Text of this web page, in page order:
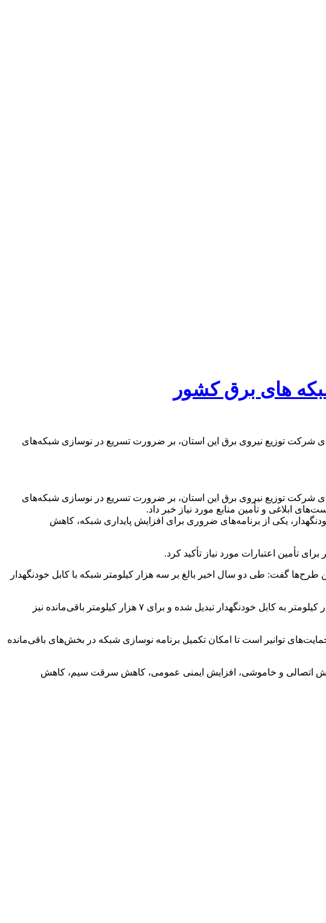
های برق كشور
شرکت توزیع نیروی برق این استان، بر ضرورت تسریع در نوسازی شبکه‌های
شرکت توزیع نیروی برق این استان، بر ضرورت تسریع در نوسازی شبکه‌های
ابلاغی و تأمین منابع مورد نیاز خبر داد.
یکی از برنامه‌های ضروری برای افزایش پایداری شبکه، کاهش
تأمین اعتبارات مورد نیاز تأکید کرد.
طرح‌ها گفت: طی دو سال اخیر بالغ بر سه هزار کیلومتر شبکه با کابل خودنگهدار
وی افزود: بر اساس سند «نسیم تحول»، از مجموع ۱۹ هزار کیلومتر شبکه فشار ضعیف سیمی در استان، تاکنون حدود ۱۲ هزار کیلومتر به کابل خودنگهدار تبدیل شده و برای ۷ هزار کیلومتر باقی‌مانده نیز
توانیر است تا امکان تکمیل برنامه نوسازی شبکه در بخش‌های باقی‌مانده
کاهش اتصالی و خاموشی، افزایش ایمنی عمومی، کاهش سرقت سیم، کاهش